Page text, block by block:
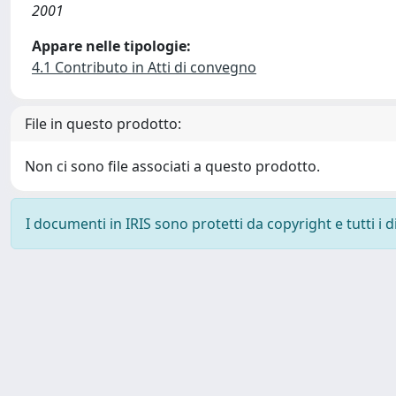
2001
Appare nelle tipologie:
4.1 Contributo in Atti di convegno
File in questo prodotto:
Non ci sono file associati a questo prodotto.
I documenti in IRIS sono protetti da copyright e tutti i